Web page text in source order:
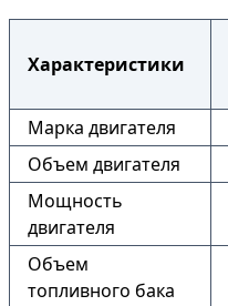
Характеристики
Марка двигателя
Объем двигателя
Мощность
двигателя
Объем
топливного бака